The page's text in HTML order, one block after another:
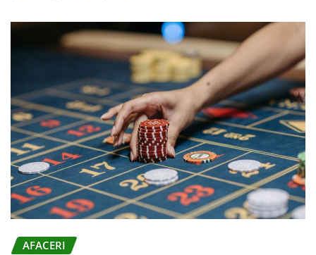
AFACERI